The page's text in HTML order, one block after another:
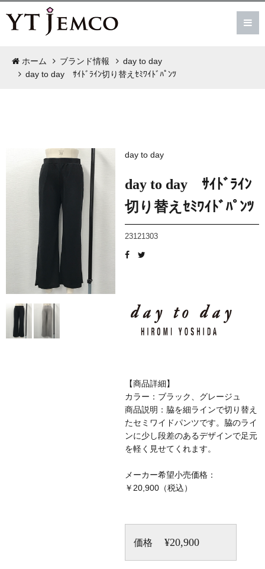
ホーム ブランド情報
day to day
day to day ｻｲﾄﾞﾗｲﾝ切り替えｾﾐﾜｲﾄﾞﾊﾟﾝﾂ
day to day
day to day ｻｲﾄﾞﾗｲﾝ
切り替えｾﾐﾜｲﾄﾞﾊﾟﾝﾂ
23121303
【商品詳細】
カラー：ブラック、グレージュ
商品説明：脇を細ラインで切り替え
たセミワイドパンツです。脇のライ
ンに少し段差のあるデザインで足元
を軽く見せてくれます。
メーカー希望小売価格：
￥20,900（税込）
価格 ¥20,900